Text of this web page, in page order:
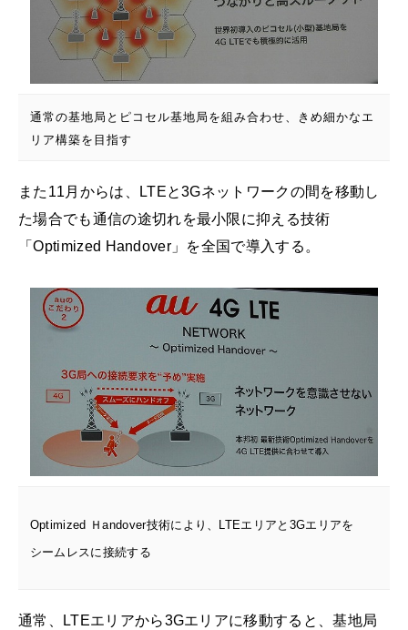
通常の基地局とピコセル基地局を組み合わせ、きめ細かなエ
リア構築を目指す
また11月からは、LTEと3Gネットワークの間を移動し
た場合でも通信の途切れを最小限に抑える技術
「Optimized Handover」を全国で導入する。
Optimized Ｈandover技術により、LTEエリアと3Gエリアを
シームレスに接続する
通常、LTEエリアから3Gエリアに移動すると、基地局